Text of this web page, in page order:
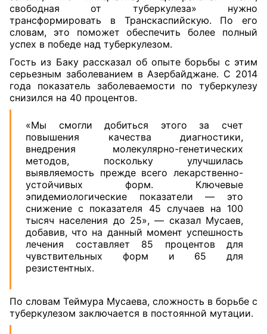
свободная от туберкулеза» нужно
трансформировать в Транскаспийскую. По его
словам, это поможет обеспечить более полный
успех в победе над туберкулезом.
Гость из Баку рассказал об опыте борьбы с этим
серьезным заболеванием в Азербайджане. С 2014
года показатель заболеваемости по туберкулезу
снизился на 40 процентов.
«Мы смогли добиться этого за счет
повышения качества диагностики,
внедрения молекулярно-генетических
методов, поскольку улучшилась
выявляемость прежде всего лекарственно-
устойчивых форм. Ключевые
эпидемиологические показатели — это
снижение с показателя 45 случаев на 100
тысяч населения до 25», — сказал Мусаев,
добавив, что на данный момент успешность
лечения составляет 85 процентов для
чувствительных форм и 65 для
резистентных.
По словам Теймура Мусаева, сложность в борьбе с
туберкулезом заключается в постоянной мутации.